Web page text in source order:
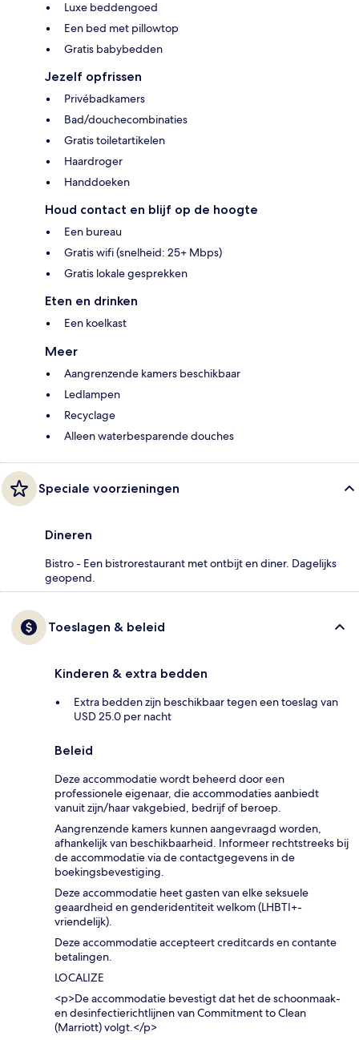
Luxe beddengoed
Een bed met pillowtop
Gratis babybedden
Jezelf opfrissen
Privébadkamers
Bad/douchecombinaties
Gratis toiletartikelen
Haardroger
Handdoeken
Houd contact en blijf op de hoogte
Een bureau
Gratis wifi (snelheid: 25+ Mbps)
Gratis lokale gesprekken
Eten en drinken
Een koelkast
Meer
Aangrenzende kamers beschikbaar
Ledlampen
Recyclage
Alleen waterbesparende douches
Speciale voorzieningen
Dineren
Bistro - Een bistrorestaurant met ontbijt en diner. Dagelijks
geopend.
Toeslagen & beleid
Kinderen & extra bedden
Extra bedden zijn beschikbaar tegen een toeslag van
USD 25.0 per nacht
Beleid
Deze accommodatie wordt beheerd door een
professionele eigenaar, die accommodaties aanbiedt
vanuit zijn/haar vakgebied, bedrijf of beroep.
Aangrenzende kamers kunnen aangevraagd worden,
afhankelijk van beschikbaarheid. Informeer rechtstreeks bij
de accommodatie via de contactgegevens in de
boekingsbevestiging.
Deze accommodatie heet gasten van elke seksuele
geaardheid en genderidentiteit welkom (LHBTI+-
vriendelijk).
Deze accommodatie accepteert creditcards en contante
betalingen.
LOCALIZE
<p>De accommodatie bevestigt dat het de schoonmaak-
en desinfectierichtlijnen van Commitment to Clean
(Marriott) volgt.</p>